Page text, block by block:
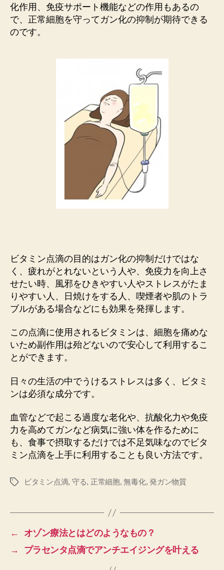
化作用、免疫サポート機能などの作用もあるの
で、正常細胞を守ってガン化の抑制が期待できる
のです。
ビタミン点滴の目的はガン化の抑制だけではな
く、疲れがとれないという人や、免疫力を向上さ
せたい時、風邪をひきやすい人やストレスがたま
りやすい人、日焼けをする人、喫煙者や肌のトラ
ブルがある場合などにも効果を発揮します。
この点滴に使用されるビタミンは、細胞を痛めな
いため副作用は殆どないので安心して利用するこ
とができます。
日々の生活の中でうけるストレスは多く、ビタミ
ンは必須な成分です。
血管などで起こる過度な老化や、抗酸化力や免疫
力を高めてガンなど病気に強い体を作るために
も、食事で摂取するだけでは不足気味なのでビタ
ミン点滴を上手に利用することも良い方法です。
タ
ビタミン点滴, 守る, 正常細胞,無毒化,発ガン物質
←
オゾン療法とはどのようなもの？
→
プラセンタ点滴でアンチエイジングを叶える